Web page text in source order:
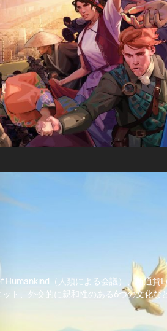
Humankind（人類による会議）、新通貨
ト、外交的に親和性のある6つの文化な